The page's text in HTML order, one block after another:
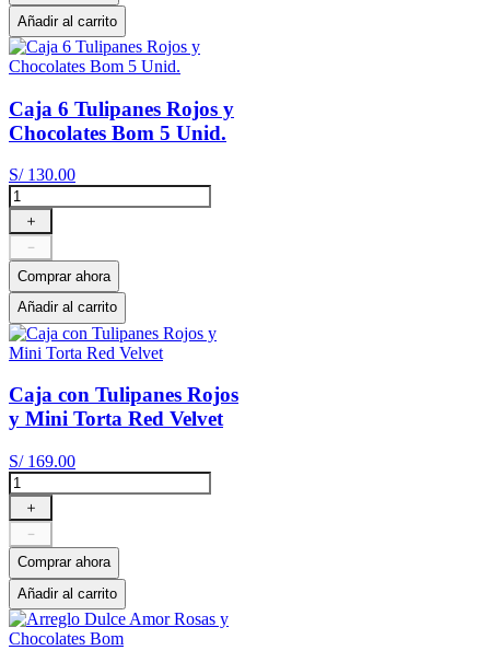
Añadir al carrito
Caja 6 Tulipanes Rojos y
Chocolates Bom 5 Unid.
S/ 130.00
＋
－
Comprar ahora
Añadir al carrito
Caja con Tulipanes Rojos
y Mini Torta Red Velvet
S/ 169.00
＋
－
Comprar ahora
Añadir al carrito